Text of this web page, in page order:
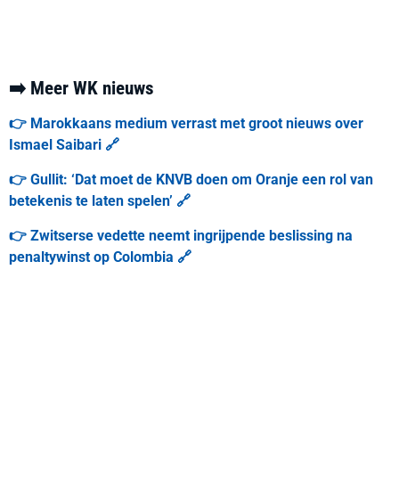
➡️ Meer WK nieuws
👉 Marokkaans medium verrast met groot nieuws over
Ismael Saibari 🔗
👉 Gullit: ‘Dat moet de KNVB doen om Oranje een rol van
betekenis te laten spelen’ 🔗
👉 Zwitserse vedette neemt ingrijpende beslissing na
penaltywinst op Colombia 🔗